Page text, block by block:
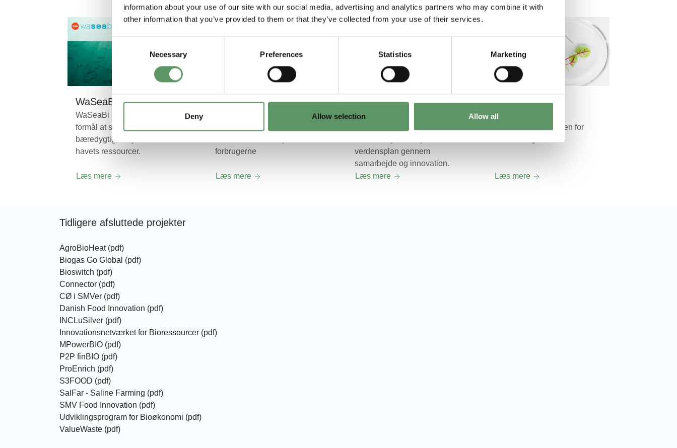
information about your use of our site with our social media, advertising and analytics partners who may combine it with
other information that you’ve provided to them or that they’ve collected from your use of their services.
Consent
Necessary Preferences Statistics Marketing
Deny Allow selection Allow all
WaSeaBi
WaSeaBi projektet har til
formål at sikre en mere
bæredygtig udnyttelse af
havets ressourcer.
Læs mere
agroBRIDGES
forbrugerne
Læs mere
Global Foodture
Skal fremme den bæredygtige
verdensplan gennem
samarbejde og innovation.
Læs mere
B-Trust
Samarbejde og
tillidsopbygning inden for
Læs mere
Tidligere afsluttede projekter
AgroBioHeat(pdf)
Biogas Go Global (pdf)
Bioswitch (pdf)
Connector (pdf)
CØ i SMVer (pdf)
Danish Food Innovation (pdf)
INCLuSilver (pdf)
Innovationsnetværket for Bioressourcer (pdf)
MPowerBIO (pdf)
P2P finBIO (pdf)
ProEnrich (pdf)
S3FOOD (pdf)
SalFar - Saline Farming (pdf)
SMV Food Innovation (pdf)
Udviklingsprogram for Bioøkonomi (pdf)
ValueWaste (pdf)